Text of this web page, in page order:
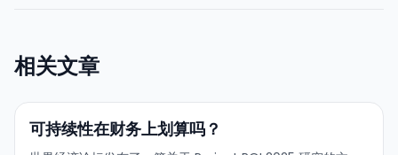
相关文章
可持续性在财务上划算吗？